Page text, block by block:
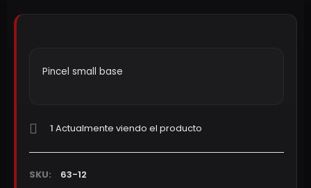
Pincel small base
1 Actualmente viendo el producto
SKU:
63-12